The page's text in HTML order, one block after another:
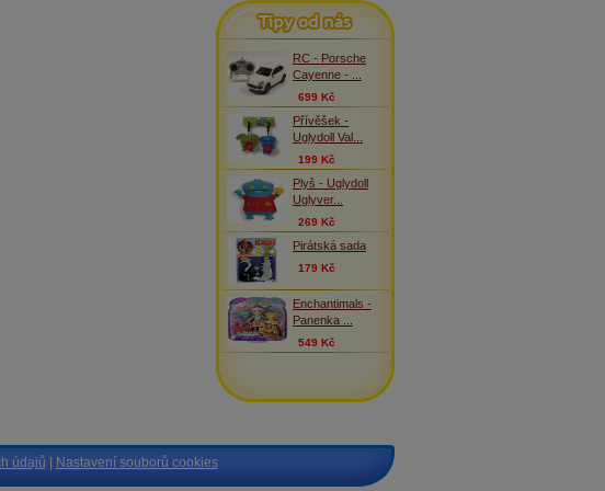
Tipy od nás
RC - Porsche
Cayenne - ...
699 Kč
Přívěšek -
Uglydoll Val...
199 Kč
Plyš - Uglydoll
Uglyver...
269 Kč
Pirátská sada
179 Kč
Enchantimals -
Panenka ...
549 Kč
údajů Nastavení souborů cookies